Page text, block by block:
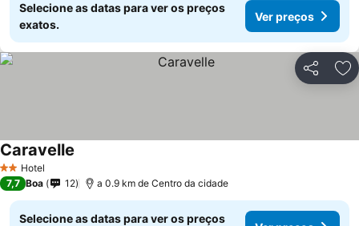
Selecione as datas para ver os preços
exatos.
Ver preços
Partilhar
2 Estrelas
Hotel
Caravelle
7,7 Boa 12 a 0.9 km de Centro da cidade
Selecione as datas para ver os preços